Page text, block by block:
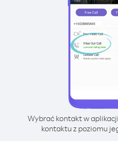
Wybrać kontakt w
kontaktu z poziomu